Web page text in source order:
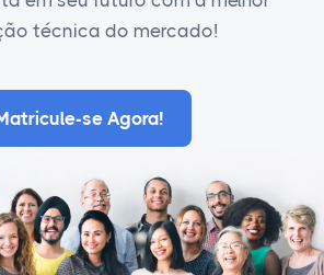
técnica do mercado!
se Agora!